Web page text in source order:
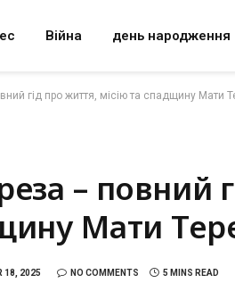
Війна день народження
гід про життя, місію та спадщину Мати
– повний
Мати
18, 2025 NO COMMENTS 5 MINS READ